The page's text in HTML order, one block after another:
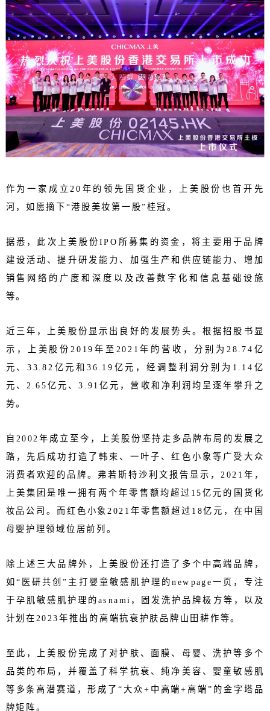
作为一家成立20年的领先国货企业，上美股份也首开先
河，如愿摘下“港股美妆第一股”桂冠。
据悉，此次上美股份IPO所募集的资金，将主要用于品牌
建设活动、提升研发能力、加强生产和供应链能力、增加
销售网络的广度和深度以及改善数字化和信息基础设施
等。
近三年，上美股份显示出良好的发展势头。根据招股书显
示，上美股份2019年至2021年的营收，分别为28.74亿
元、33.82亿元和36.19亿元，经调整利润分别为1.14亿
元、2.65亿元、3.91亿元，营收和净利润均呈逐年攀升之
势。
自2002年成立至今，上美股份坚持走多品牌布局的发展之
路，先后成功打造了韩束、一叶子、红色小象等广受大众
消费者欢迎的品牌。弗若斯特沙利文报告显示，2021年，
上美集团是唯一拥有两个年零售额均超过15亿元的国货化
妆品公司。而红色小象2021年零售额超过18亿元，在中国
母婴护理领域位居前列。
除上述三大品牌外，上美股份还打造了多个中高端品牌，
如“医研共创”主打婴童敏感肌护理的newpage一页，专注
于孕肌敏感肌护理的asnami，固发洗护品牌极方等，以及
计划在2023年推出的高端抗衰护肤品牌山田耕作等。
至此，上美股份完成了对护肤、面膜、母婴、洗护等多个
品类的布局，并覆盖了科学抗衰、纯净美容、婴童敏感肌
等多条高潜赛道，形成了“大众+中高端+高端”的金字塔品
牌矩阵。